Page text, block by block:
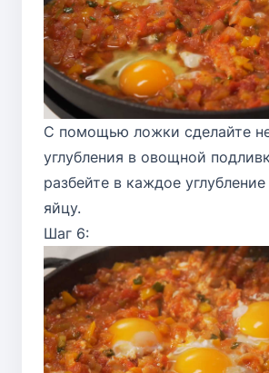
С помощью ложки сделайте
углубления в овощной
разбейте в каждое
яйцу.
Шаг 6: